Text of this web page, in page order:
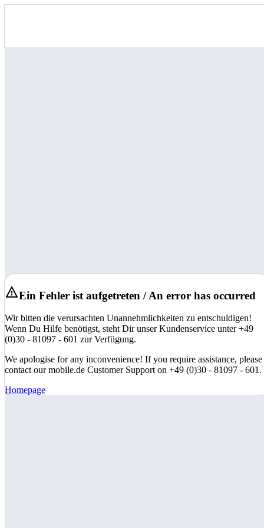
Ein Fehler ist aufgetreten / An error has occurred
Wir bitten die verursachten Unannehmlichkeiten zu entschuldigen!
Wenn Du Hilfe benötigst, steht Dir unser Kundenservice unter +49
(0)30 - 81097 - 601 zur Verfügung.
We apologise for any inconvenience! If you require assistance, please
contact our mobile.de Customer Support on +49 (0)30 - 81097 - 601.
Homepage